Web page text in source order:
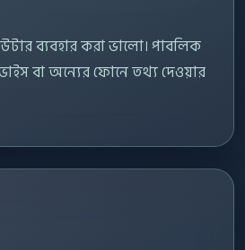
ব্যবহার করা ভালো। পাবলিক
বা অন্যের ফোনে তথ্য দেওয়ার